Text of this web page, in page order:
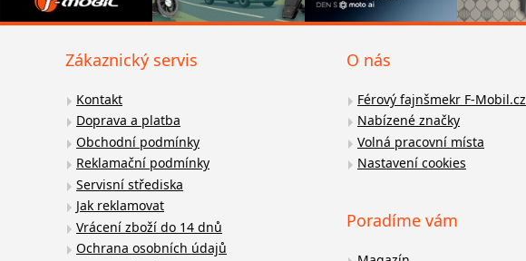
Zákaznický servis
Kontakt
Doprava a platba
Obchodní podmínky
Reklamační podmínky
Servisní střediska
Jak reklamovat
Vrácení zboží do 14 dnů
Ochrana osobních údajů
O nás
Férový fajnšmekr F-Mobil.cz
Nabízené značky
Volná pracovní místa
Nastavení cookies
Poradíme vám